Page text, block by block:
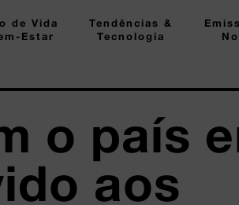
de Vida
Estar
Tendências &
Tecnologia
o país
aos